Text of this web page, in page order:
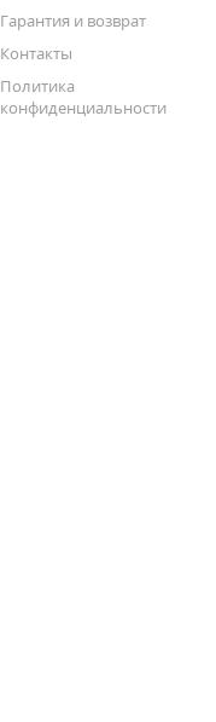
Гарантия и возврат
Контакты
Политика
конфиденциальности